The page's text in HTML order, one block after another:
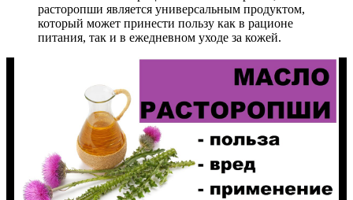
расторопши является универсальным продуктом,
который может принести пользу как в рационе
питания, так и в ежедневном уходе за кожей.